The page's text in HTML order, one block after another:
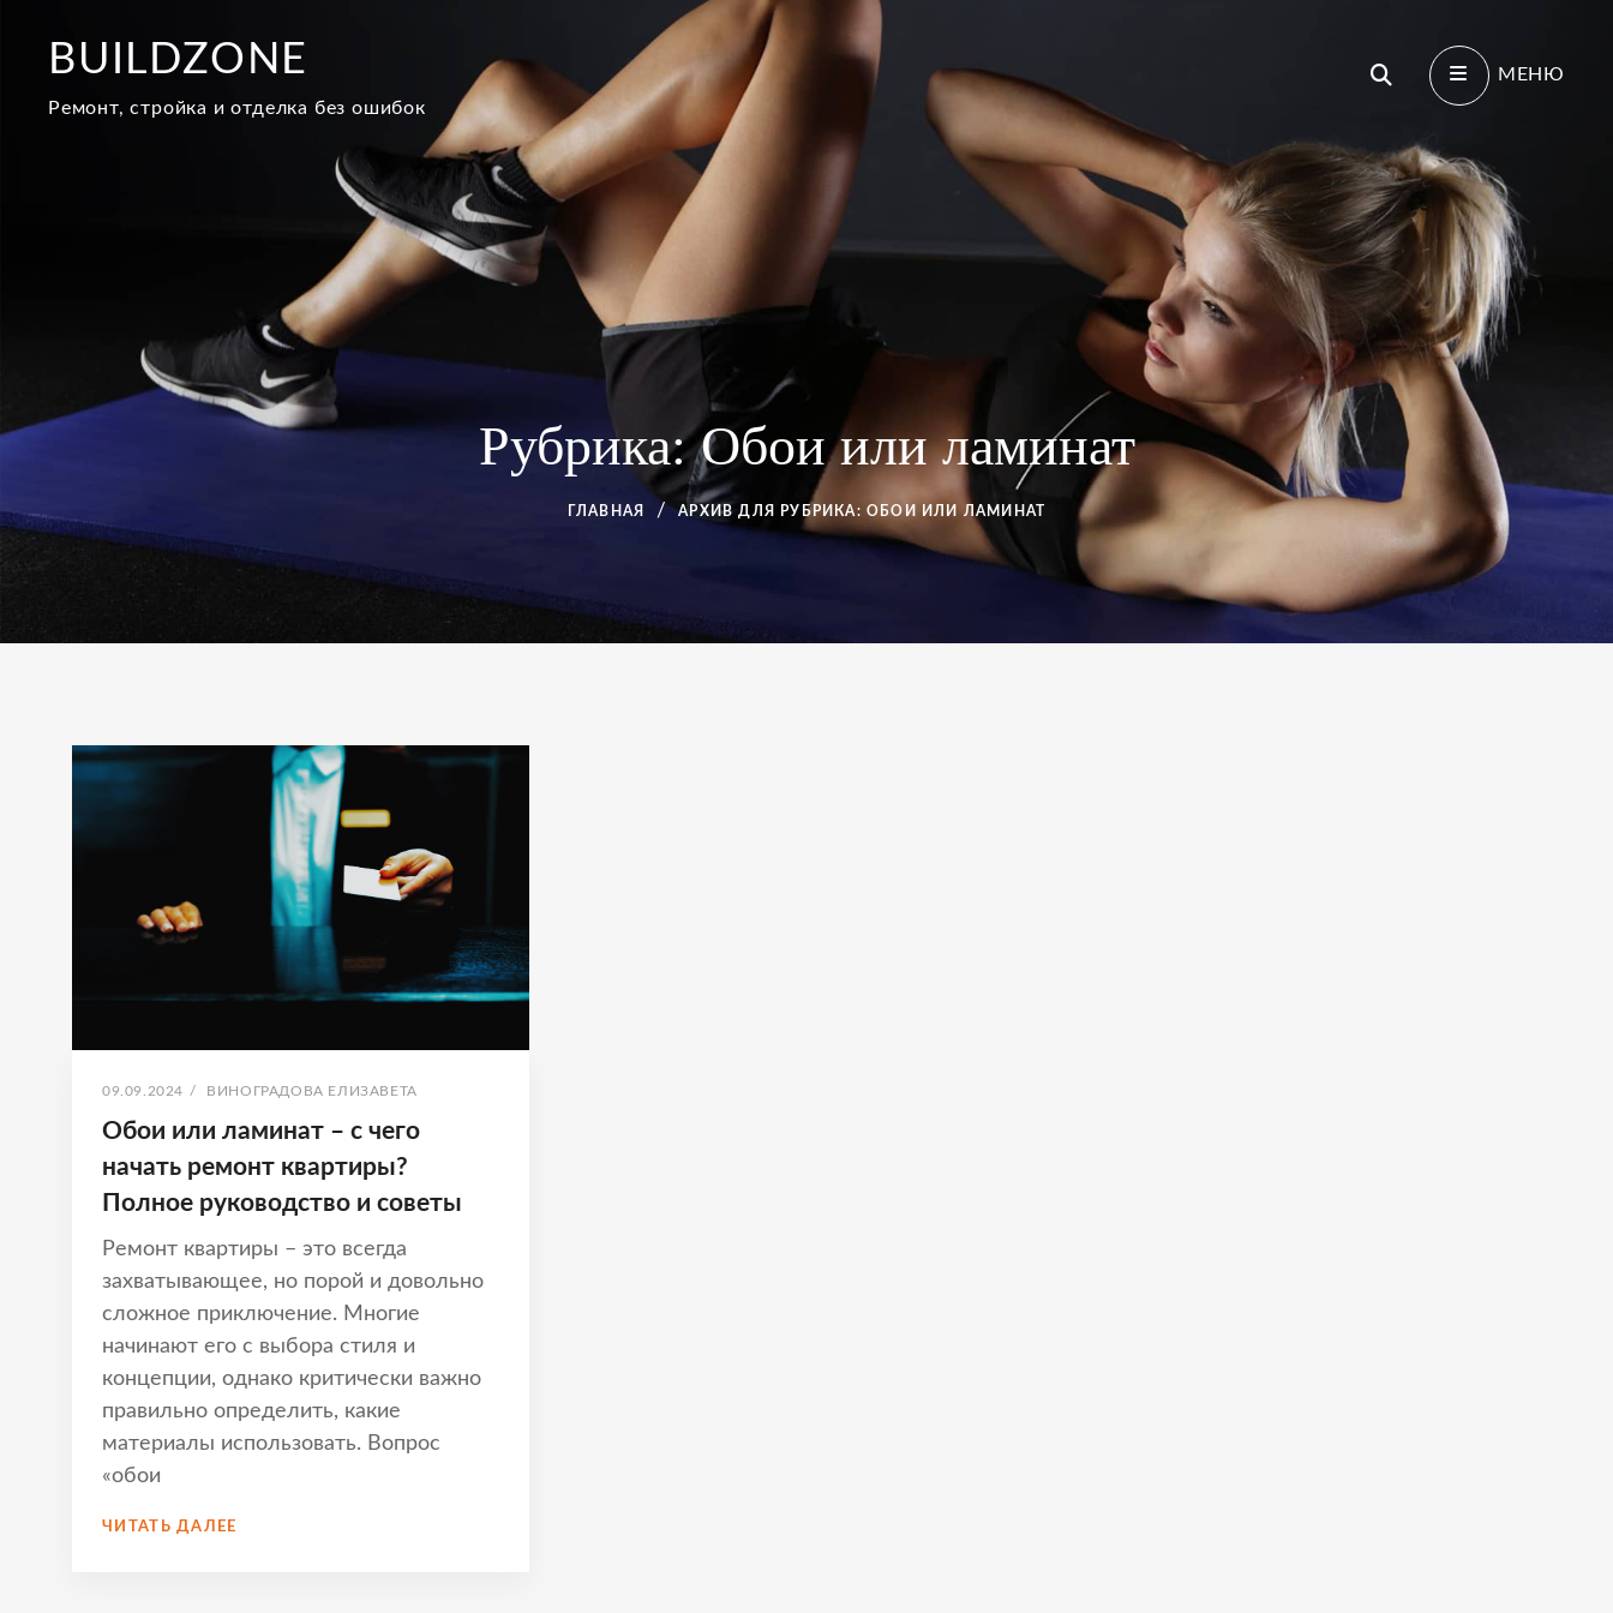
содержимому
BUILDZONE
Ремонт, стройка и отделка без ошибок
Поиск МЕНЮ
Рубрика:Обои или ламинат
ГЛАВНАЯ АРХИВ ДЛЯ РУБРИКА: ОБОИ ИЛИ ЛАМИНАТ
Рубрика:
ламинат
ОПУБЛИКОВАНО
09.09.2024 / АВТОР:
ВИНОГРАДОВА ЕЛИЗАВЕТА
Обои или ламинат – с чего
начать ремонт квартиры?
Полное руководство и советы
Ремонт квартиры – это всегда
захватывающее, но порой и довольно
сложное приключение. Многие
начинают его с выбора стиля и
концепции, однако критически важно
правильно определить, какие
материалы использовать. Вопрос
«обои
ЧИТАТЬ ДАЛЕЕ